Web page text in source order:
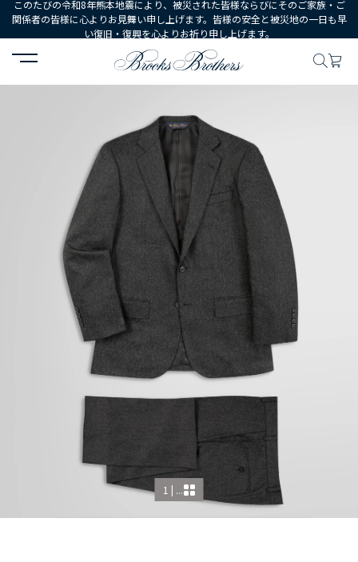
このたびの令和8年熊本地震により、被災された皆様ならびにそのご家族・ご
関係者の皆様に心よりお見舞い申し上げます。皆様の安全と被災地の一日も早
い復旧・復興を心よりお祈り申し上げます。
HOME ウェア スーツ ウール/カシミヤ フランネル シ
1 | ...